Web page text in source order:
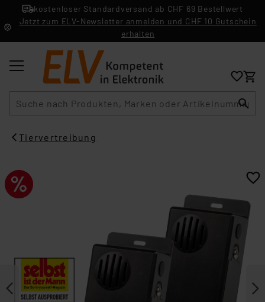
kostenloser Standardversand ab CHF 69 Bestellwert
Jetzt zum ELV-Newsletter anmelden und CHF 10 Gutschein
erhalten
Tiervertreibung